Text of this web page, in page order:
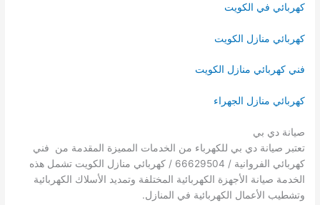
كهربائي في الكويت
كهربائي منازل الكويت
فني كهربائي منازل الكويت
كهربائي منازل الجهراء
صيانة دي بي
تعتبر صيانة دي بي للكهرباء من الخدمات المميزة المقدمة من فني
كهربائي الفروانية / 66629504 / كهربائي منازل الكويت تشمل هذه
الخدمة صيانة الأجهزة الكهربائية المختلفة وتمديد الأسلاك الكهربائية
وتشطيب الأعمال الكهربائية في المنازل.